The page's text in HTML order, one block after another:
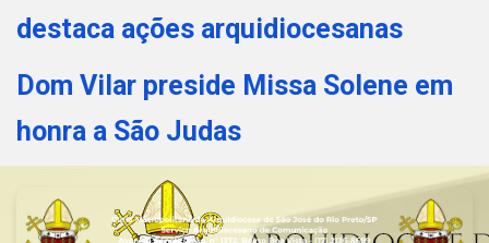
destaca ações arquidiocesanas
Dom Vilar preside Missa Solene em
honra a São Judas